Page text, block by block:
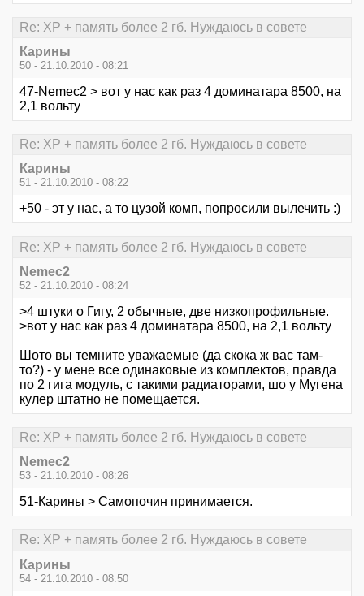
Re: XP + память более 2 гб. Нуждаюсь в совете
Карины
50 - 21.10.2010 - 08:21
47-Nemec2 > вот у нас как раз 4 доминатара 8500, на
2,1 вольту
Re: XP + память более 2 гб. Нуждаюсь в совете
Карины
51 - 21.10.2010 - 08:22
+50 - эт у нас, а то цузой комп, попросили вылечить :)
Re: XP + память более 2 гб. Нуждаюсь в совете
Nemec2
52 - 21.10.2010 - 08:24
>4 штуки о Гигу, 2 обычные, две низкопрофильные.
>вот у нас как раз 4 доминатара 8500, на 2,1 вольту
Шото вы темните уважаемые (да скока ж вас там-
то?) - у мене все одинаковые из комплектов, правда
по 2 гига модуль, с такими радиаторами, шо у Мугена
кулер штатно не помещается.
Re: XP + память более 2 гб. Нуждаюсь в совете
Nemec2
53 - 21.10.2010 - 08:26
51-Карины > Самопочин принимается.
Re: XP + память более 2 гб. Нуждаюсь в совете
Карины
54 - 21.10.2010 - 08:50